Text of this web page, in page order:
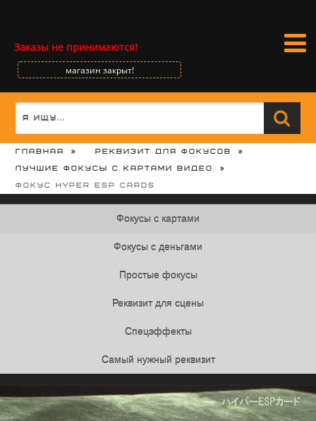
Заказы не принимаются!
магазин закрыт!
Главная
Реквизит для фокусов
Лучшие фокусы с картами видео
Фокус Hyper ESP Cards
Фокусы с картами
Фокусы с деньгами
Простые фокусы
Реквизит для сцены
Спецэффекты
Самый нужный реквизит